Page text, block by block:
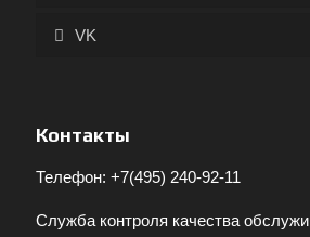
VK
Контакты
Телефон: +7(495) 240-92-11
Служба контроля качества